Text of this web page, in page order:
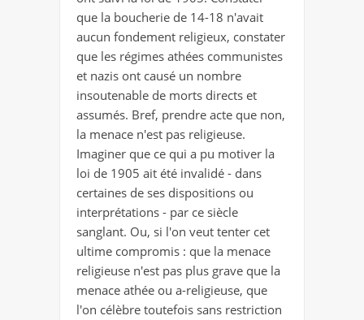
que la boucherie de 14-18 n'avait
aucun fondement religieux, constater
que les régimes athées communistes
et nazis ont causé un nombre
insoutenable de morts directs et
assumés. Bref, prendre acte que non,
la menace n'est pas religieuse.
Imaginer que ce qui a pu motiver la
loi de 1905 ait été invalidé - dans
certaines de ses dispositions ou
interprétations - par ce siècle
sanglant. Ou, si l'on veut tenter cet
ultime compromis : que la menace
religieuse n'est pas plus grave que la
menace athée ou a-religieuse, que
l'on célèbre toutefois sans restriction